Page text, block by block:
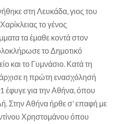
στη Λευκάδα, γιος του
το γένος
τα έμαθε κοντά στον
το Δημοτικό
και το Γυμνάσιο. Κατά τη
άρχισε η πρώτη ενασχόλησή
έφυγε για την Αθήνα, όπου
Στην Αθήνα ήρθε σ’ επαφή με
Χρηστομάνου όπου